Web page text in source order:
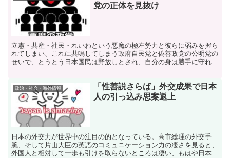
党の正体を見抜け
立憲・共産・社民・れいわという悪魔の極左勢力と彼らに弱みを握ら
れてしまい、これに共鳴してしまう政府自民党と偽善政党の公明党の
せいで、とうとう日本国民は野放しとされ、自分の身は勝手に守れと
政治・社会・海外情報
「性善説さらば」外交成果で日本
人の引っ込み思案返上
日本の外交力が世界中の注目の的となっている。高市総理の外交手
腕、そして片山大臣の英語のコミュニケーション力の凄さを見ると、
外国人と相対して一歩も引けを取らないところは凄い、もはや日本人